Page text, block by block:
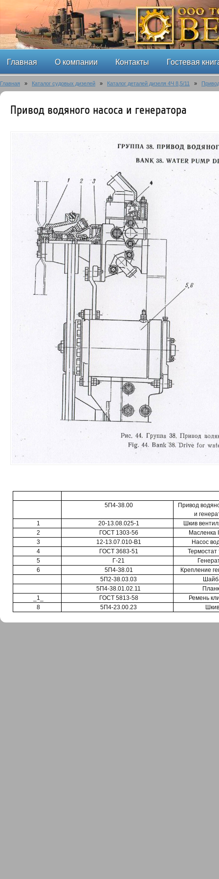
Главная О компании Контакты Гостевая
Главная » Каталог судовых дизелей » Каталог деталей дизеля 4Ч 8,5/11 »
Привод водяного насоса и генератора
5П4-38.00
Привод
и
1
20-13.08.025-1
Шкив
2
ГОСТ 1303-56
Масленка
3
12-13.07.010-В1
Насос
4
ГОСТ 3683-51
Термостат
5
Г-21
6
5П4-38.01
Крепление
5П2-38.03.03
5П4-38.01.02.11
_1_
ГОСТ 5813-58
Ремень
8
5П4-23.00.23 Шкив